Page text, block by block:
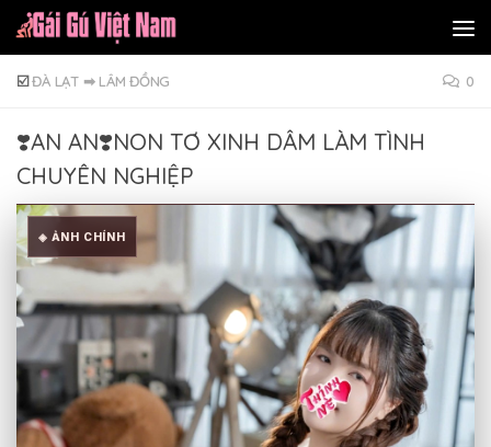
Skip to content
☑️ĐÀ LẠT ➡ LÂM ĐỒNG 0
❣️AN AN❣️NON TƠ XINH DÂM LÀM TÌNH
CHUYÊN NGHIỆP
◈ ẢNH CHÍNH